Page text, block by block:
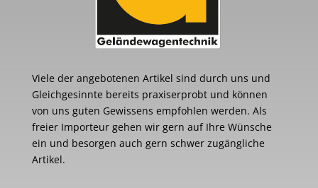
Viele der angebotenen Artikel sind durch uns und
Gleichgesinnte bereits praxiserprobt und können
von uns guten Gewissens empfohlen werden. Als
freier Importeur gehen wir gern auf Ihre Wünsche
ein und besorgen auch gern schwer zugängliche
Artikel.